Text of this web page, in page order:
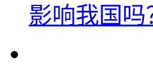
影响我国吗